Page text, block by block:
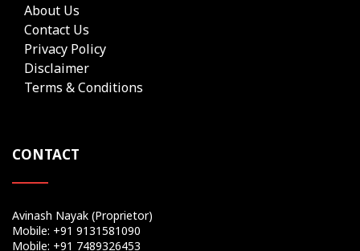
About Us
Contact Us
Privacy Policy
Disclaimer
Terms & Conditions
CONTACT
Avinash Nayak (Proprietor)
Mobile: +91 9131581090
Mobile: +91 7489326453